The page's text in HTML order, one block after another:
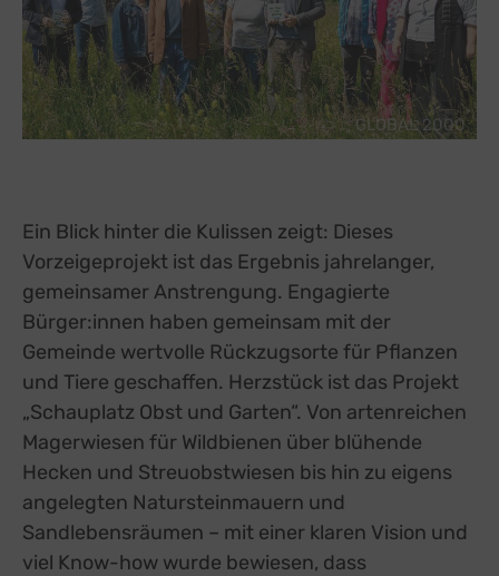
GLOBAL 2000
Ein Blick hinter die Kulissen zeigt: Dieses
Vorzeigeprojekt ist das Ergebnis jahrelanger,
gemeinsamer Anstrengung. Engagierte
Bürger:innen haben gemeinsam mit der
Gemeinde wertvolle Rückzugsorte für Pflanzen
und Tiere geschaffen. Herzstück ist das Projekt
„Schauplatz Obst und Garten“. Von artenreichen
Magerwiesen für Wildbienen über blühende
Hecken und Streuobstwiesen bis hin zu eigens
angelegten Natursteinmauern und
Sandlebensräumen – mit einer klaren Vision und
viel Know-how wurde bewiesen, dass